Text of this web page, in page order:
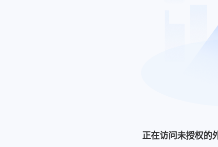
正在访问未授权的